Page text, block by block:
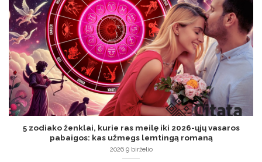
5 zodiako ženklai, kurie ras meilę iki 2026-ųjų vasaros
pabaigos: kas užmegs lemtingą romaną
2026 9 birželio